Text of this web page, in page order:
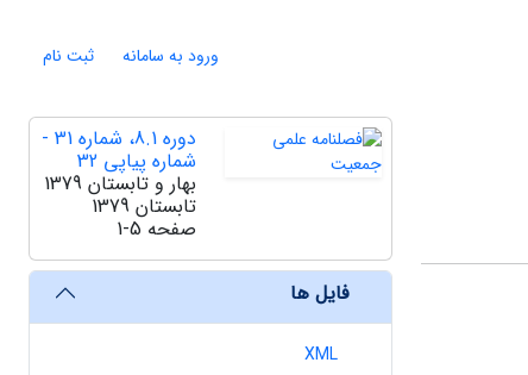
ورود به سامانه ثبت نام
دوره 8.1، شماره 31 -
شماره پیاپی 32
بهار و تابستان 1379
تابستان 1379
صفحه 1-5
فایل ها
XML